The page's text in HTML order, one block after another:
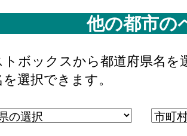
他の都市の
トボックスから都道府県名
選択できます。